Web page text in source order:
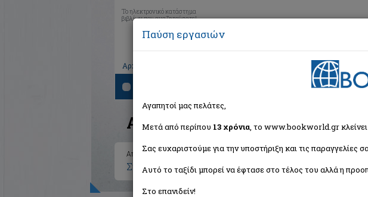
Το ηλεκτρονικό κατάστημα
βιβλίων που αναζητούσατε!
Αρχική
Αποτελέσματα αναζήτησης
Αποτελέσματα αναζήτησης για:
Συγγραφέας: Updike John (21 βιβλία)
Παύση εργασιών
Αγαπητοί μας πελάτες,
Μετά από περίπου 13 χρόνια, το www.bookworld.gr κλείνει
Σας ευχαριστούμε για την υποστήριξη και τις παραγγελίες
Αυτό το ταξίδι μπορεί να έφτασε στο τέλος του αλλά η
Στο επανιδείν!